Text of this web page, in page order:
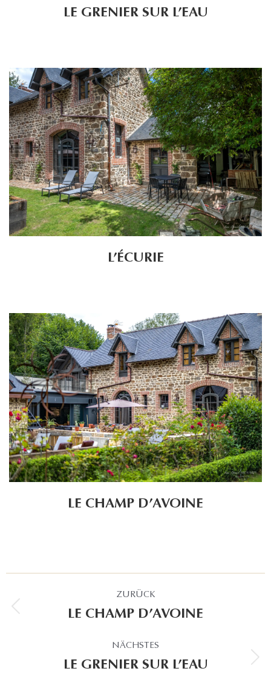
LE GRENIER SUR L’EAU
L’ÉCURIE
LE CHAMP D’AVOINE
NAVIGATION
ZURÜCK
Previous
LE CHAMP D’AVOINE
NÄCHSTES
Next
LE GRENIER SUR L’EAU